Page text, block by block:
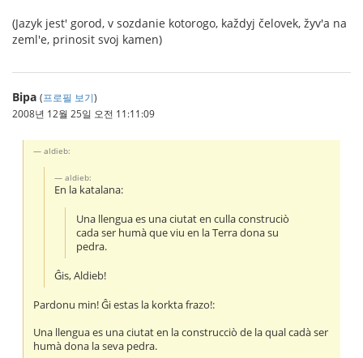
(Jazyk jest' gorod, v sozdanie kotorogo, každyj čelovek, žyv'a na
zeml'e, prinosit svoj kamen)
Bipa (프로필 보기)
2008년 12월 25일 오전 11:11:09
aldieb:
aldieb:
En la katalana:
Una llengua es una ciutat en culla construciò
cada ser humà que viu en la Terra dona su
pedra.
Ĝis, Aldieb!
Pardonu min! Ĝi estas la korkta frazo!:
Una llengua es una ciutat en la construcciò de la qual cadà ser
humà dona la seva pedra.